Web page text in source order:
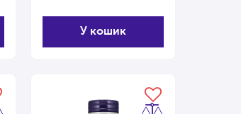
У кошик